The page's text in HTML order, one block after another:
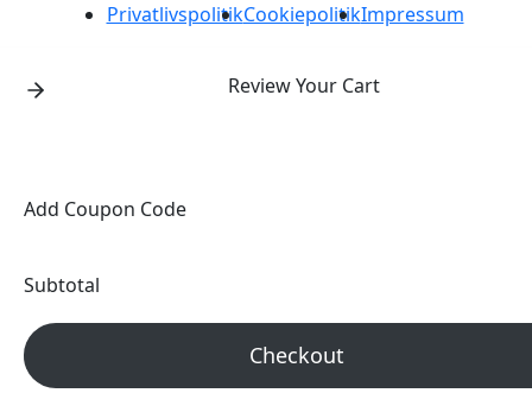
PrivatlivspolitikCookiepolitikImpressum
Review Your Cart
Add Coupon Code
Subtotal
Checkout